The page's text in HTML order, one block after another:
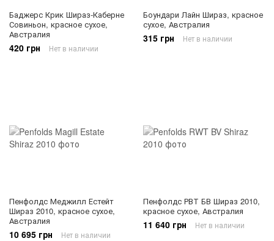
Баджерс Крик Шираз-Каберне
Совиньон, красное сухое,
Австралия
420 грн Нет в наличии
Боундари Лайн Шираз, красное
сухое, Австралия
315 грн Нет в наличии
Пенфолдс Меджилл Естейт
Шираз 2010, красное сухое,
Австралия
10 695 грн Нет в наличии
Пенфолдс РВТ БВ Шираз 2010,
красное сухое, Австралия
11 640 грн Нет в наличии